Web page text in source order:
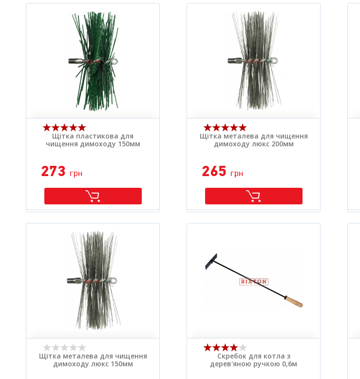
Щітка пластикова для
чищення димоходу 150мм
273 грн
Щітка металева для чищення
димоходу люкс 200мм
265 грн
Щітка металева для чищення
димоходу люкс 150мм
Скребок для котла з
дерев'яною ручкою 0,6м